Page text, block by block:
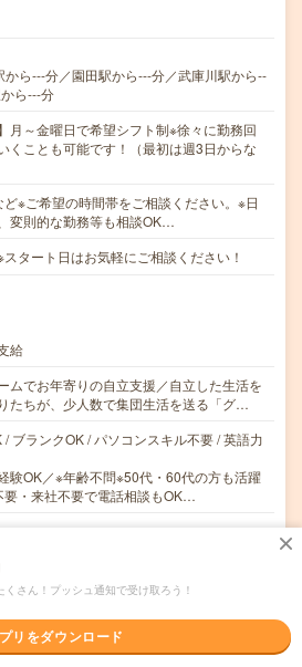
から---分／園田駅から---分／武庫川駅から--
ら---分
月～金曜日で希望シフト制※徐々に勤務回
くことも可能です！（最初は週3日からな
※ご希望の時間帯をご相談ください。※日
変則的な勤務等も相談OK…
タート日はお気軽にご相談ください！
給
ムでお年寄りの自立支援／自立した生活を
たちが、少人数で集団生活を送る「グ…
/ ブランクOK / パソコンスキル不要 / 英語力
験OK／※年齢不問※50代・60代の方も活躍
要・来社不要で電話相談もOK…
さん！プッシュ通知で受け取ろう！
リをダウンロード